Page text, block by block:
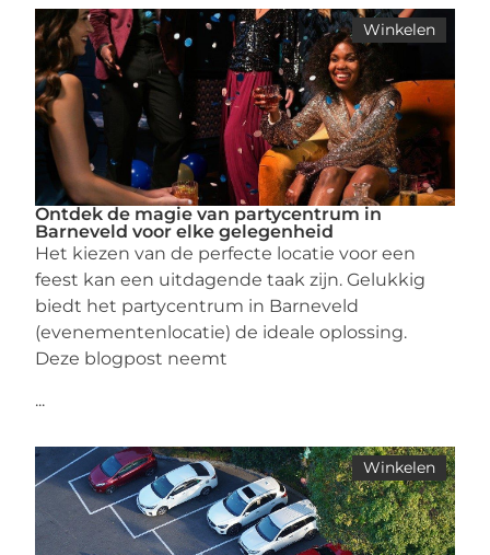
Winkelen
Ontdek de magie van partycentrum in
Barneveld voor elke gelegenheid
Het kiezen van de perfecte locatie voor een
feest kan een uitdagende taak zijn. Gelukkig
biedt het partycentrum in Barneveld
(evenementenlocatie) de ideale oplossing.
Deze blogpost neemt
...
Winkelen